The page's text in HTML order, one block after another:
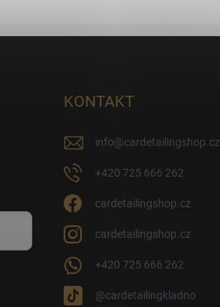
KONTAKT
info@cardetailingshop.cz
+420 725 666 262
cardetailingshop.cz
cardetailingshop.cz
+420 725 666 262
@cardetailingkladno